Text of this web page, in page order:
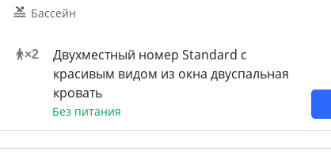
Бассейн
×2
Двухместный номер Standard с
красивым видом из окна двуспальная
кровать
Без питания